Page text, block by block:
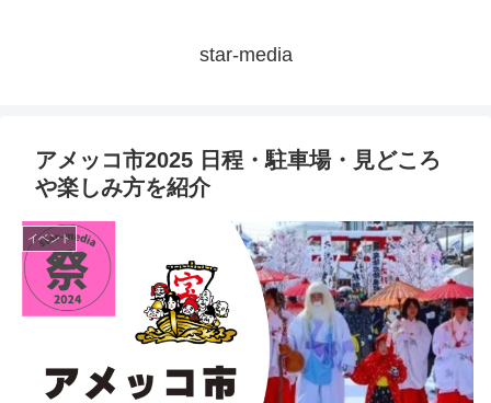
star-media
アメッコ市2025 日程・駐車場・見どころ
や楽しみ方を紹介
イベント